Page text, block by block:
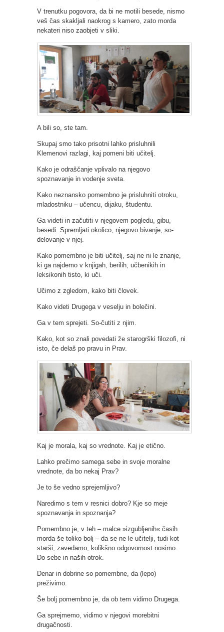
V trenutku pogovora, da bi ne motili besede, nismo
veš čas skakljali naokrog s kamero, zato morda
nekateri niso zaobjeti v sliki.
A bili so, ste tam.
Skupaj smo tako prisotni lahko prisluhnili
Klemenovi razlagi, kaj pomeni biti učitelj.
Kako je odraščanje vplivalo na njegovo
spoznavanje in vodenje sveta.
Kako neznansko pomembno je prisluhniti otroku,
mladostniku – učencu, dijaku, študentu.
Ga videti in začutiti v njegovem pogledu, gibu,
besedi. Spremljati okolico, njegovo bivanje, so-
delovanje v njej.
Kako pomembno je biti učitelj, saj ne ni le znanje,
ki ga najdemo v knjigah, berilih, učbenikih in
leksikonih tisto, ki uči.
Učimo z zgledom, kako biti človek.
Kako videti Drugega v veselju in bolečini.
Ga v tem sprejeti. So-čutiti z njim.
Kako, kot so znali povedati že starogrški filozofi, ni
isto, če delaš po pravu in Prav.
Kaj je morala, kaj so vrednote. Kaj je etično.
Lahko prečimo samega sebe in svoje moralne
vrednote, da bo nekaj Prav?
Je to še vedno sprejemljivo?
Naredimo s tem v resnici dobro? Kje so meje
spoznavanja in spoznanja?
Pomembno je, v teh – malce »izgubljenih« časih
morda še toliko bolj – da se ne le učitelji, tudi kot
starši, zavedamo, kolikšno odgovornost nosimo.
Do sebe in naših otrok.
Denar in dobrine so pomembne, da (lepo)
preživimo.
Še bolj pomembno je, da ob tem vidimo Drugega.
Ga sprejmemo, vidimo v njegovi morebitni
drugačnosti.